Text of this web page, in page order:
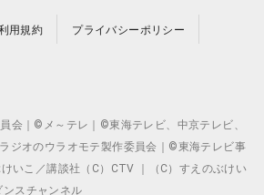
用規約 プライバシーポリシー
会｜©メ～テレ｜©東海テレビ、中京テレビ、
ジオのウラオモテ製作委員会｜©東海テレビ事
いこ／講談社（C）CTV ｜（C）すえのぶけい
スチャンネル